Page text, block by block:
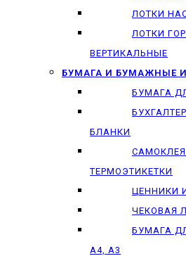
ЛОТКИ
ЛОТКИ
ВЕРТИКАЛЬНЫЕ
БУМАГА И БУМАЖНЫЕ
БУМАГА
БЛАНКИ
ТЕРМОЭТИКЕТКИ
ЦЕННИКИ
ЧЕКОВАЯ
БУМАГА
А4, А3